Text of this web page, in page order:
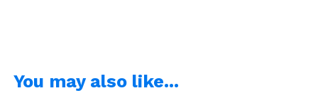
You may also like...